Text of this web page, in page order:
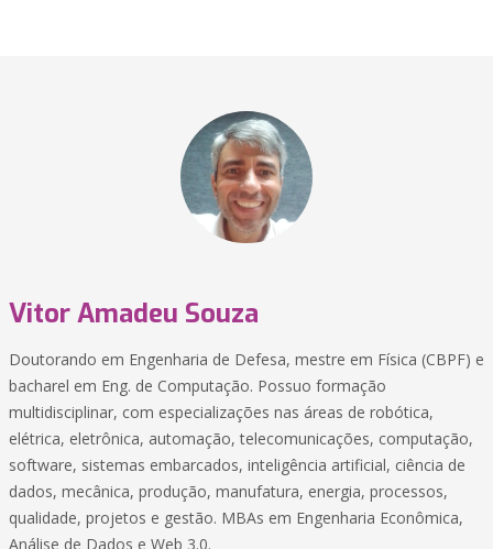
Vitor Amadeu Souza
Doutorando em Engenharia de Defesa, mestre em Física (CBPF) e
bacharel em Eng. de Computação. Possuo formação
multidisciplinar, com especializações nas áreas de robótica,
elétrica, eletrônica, automação, telecomunicações, computação,
software, sistemas embarcados, inteligência artificial, ciência de
dados, mecânica, produção, manufatura, energia, processos,
qualidade, projetos e gestão. MBAs em Engenharia Econômica,
Análise de Dados e Web 3.0.